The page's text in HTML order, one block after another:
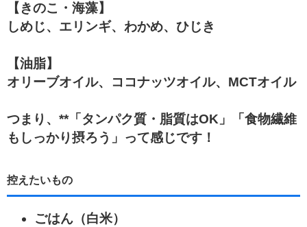
【きのこ・海藻】
しめじ、エリンギ、わかめ、ひじき
【油脂】
オリーブオイル、ココナッツオイル、MCTオイル
つまり、**「タンパク質・脂質はOK」「食物繊維
もしっかり摂ろう」って感じです！
控えたいもの
ごはん（白米）